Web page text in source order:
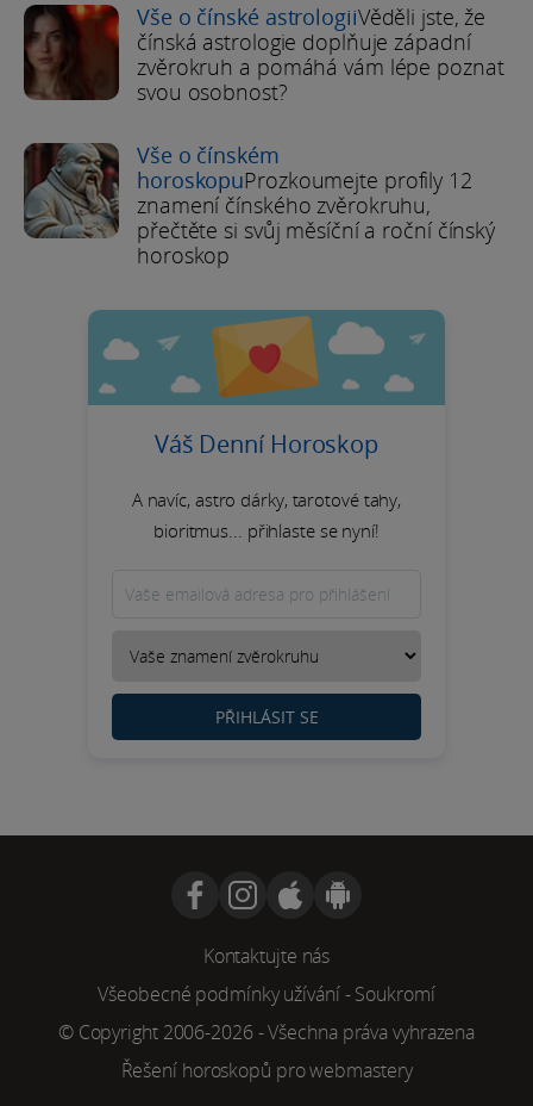
Vše o čínské astrologiiVěděli jste, že
čínská astrologie doplňuje západní
zvěrokruh a pomáhá vám lépe poznat
svou osobnost?
Vše o čínském
horoskopuProzkoumejte profily 12
znamení čínského zvěrokruhu,
přečtěte si svůj měsíční a roční čínský
horoskop
Váš Denní Horoskop
A navíc, astro dárky, tarotové tahy,
bioritmus... přihlaste se nyní!
PŘIHLÁSIT SE
Kontaktujte nás
Všeobecné podmínky užívání-Soukromí
© Copyright 2006-2026 - Všechna práva vyhrazena
Řešení horoskopů pro webmastery